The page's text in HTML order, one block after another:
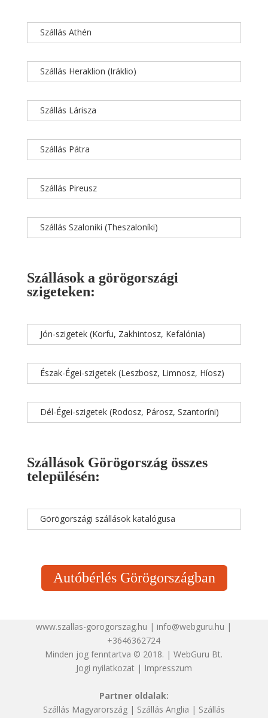
Szállás Athén
Szállás Heraklion (Iráklio)
Szállás Lárisza
Szállás Pátra
Szállás Pireusz
Szállás Szaloniki (Theszaloníki)
Szállások a görögországi
szigeteken:
Jón-szigetek (Korfu, Zakhintosz, Kefalónia)
Észak-Égei-szigetek (Leszbosz, Limnosz, Híosz)
Dél-Égei-szigetek (Rodosz, Párosz, Szantoríni)
Szállások Görögország összes
településén:
Görögországi szállások katalógusa
Autóbérlés Görögországban
www.szallas-gorogorszag.hu | info@webguru.hu |
+3646362724
Minden jog fenntartva © 2018. | WebGuru Bt.
Jogi nyilatkozat| Impresszum
Partner oldalak:
Szállás Magyarország| Szállás Anglia | Szállás